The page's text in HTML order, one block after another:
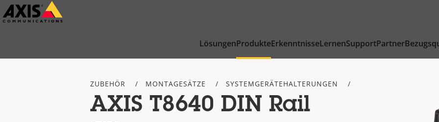
Zum
Hauptinhalt
LösungenProdukteErkenntnisseLernenSupportPartner
ZUBEHÖR MONTAGESÄTZE SYSTEMGERÄTEHALTERUNGEN
AXIS T8640 DIN Rail